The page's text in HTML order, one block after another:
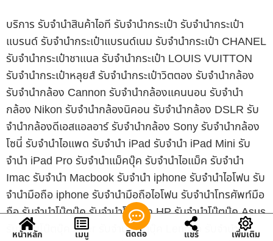
บริการ รับจำนำสินค้าไอที รับจำนำกระเป๋า รับจำนำกระเป๋า
แบรนด์ รับจำนำกระเป๋าแบรนด์เนม รับจำนำกระเป๋า CHANEL
รับจำนำกระเป๋าชาแนล รับจำนำกระเป๋า LOUIS VUITTON
รับจำนำกระเป๋าหลุยส์ รับจำนำกระเป๋าวิตตอง รับจำนำกล้อง
รับจำนำกล้อง Cannon รับจำนำกล้องแคนนอน รับจำนำ
กล้อง Nikon รับจำนำกล้องนิคอน รับจำนำกล้อง DSLR รับ
จำนำกล้องดีเอสแอลอาร์ รับจำนำกล้อง Sony รับจำนำกล้อง
โซนี่ รับจำนำไอแพด รับจำนำ iPad รับจำนำ iPad Mini รับ
จำนำ iPad Pro รับจำนำแม็คบุ๊ค รับจำนำไอแม็ค รับจำนำ
Imac รับจำนำ Macbook รับจำนำ iphone รับจำนำไอโฟน รับ
จำนำมือถือ iphone รับจำนำมือถือไอโฟน รับจำนำโทรศัพท์มือ
ถือ รับจำนำโน๊ตบุ๊ค รับจำนำโน๊ตบุ๊ค HP รับจำนำโน๊ตบุ๊ค Asus
รับจำนำโน๊ตบุ๊ค Acer รับจำนำโน๊ตบุ๊ค Lenovo รับจำนำ
หน้าหลัก เมนู ติดต่อ แชร์ เพิ่มเติม